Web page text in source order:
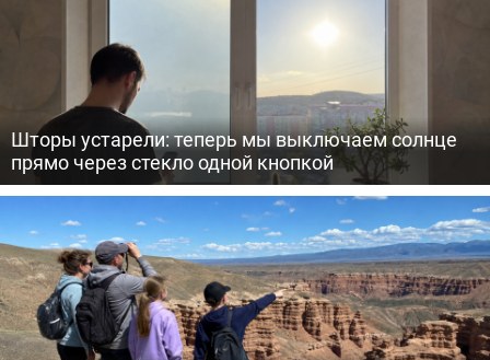
Шторы устарели: теперь мы выключаем солнце
прямо через стекло одной кнопкой